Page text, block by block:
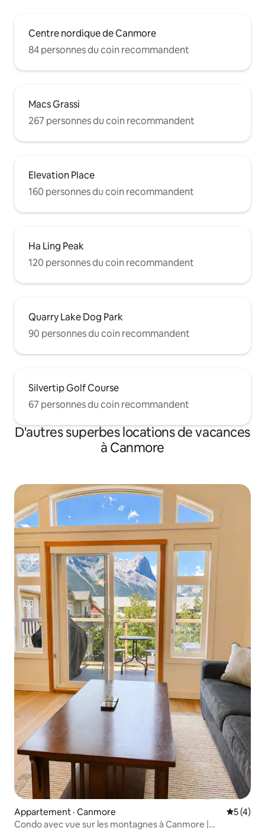
Centre nordique de Canmore
84 personnes du coin recommandent
Macs Grassi
267 personnes du coin recommandent
Elevation Place
160 personnes du coin recommandent
Ha Ling Peak
120 personnes du coin recommandent
Quarry Lake Dog Park
90 personnes du coin recommandent
Silvertip Golf Course
67 personnes du coin recommandent
D'autres superbes locations de vacances
à Canmore
Appartement · Canmore Note
5 (4)
Condo avec vue sur les montagnes à Canmore |